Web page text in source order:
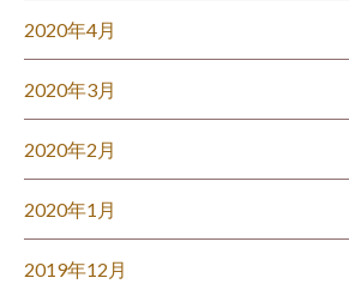
2020年4月
2020年3月
2020年2月
2020年1月
2019年12月